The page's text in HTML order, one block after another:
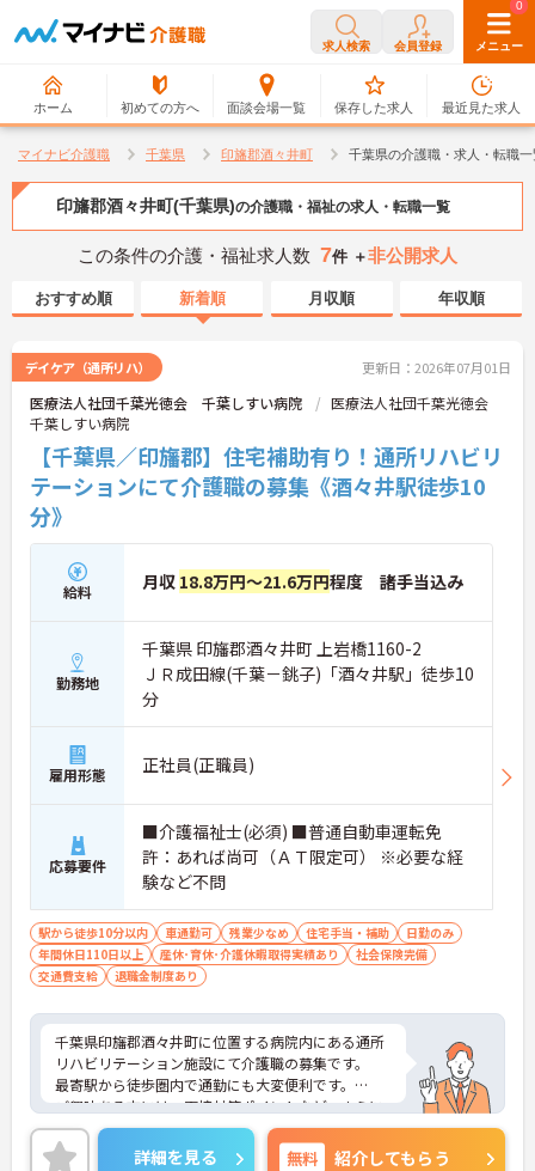
求人検索 会員登録 メニュー
ホーム 初めての方へ 面談会場一覧
0
保存した求人
0
最近見た求人
マイナビ介護職 千葉県 印旛郡酒々井町 千葉県の介護職・求人・転職一
印旛郡酒々井町(千葉県)の介護職・福祉の求人・転職一覧
この条件の介護・福祉求人数 7件 ＋非公開求人
おすすめ順 新着順 月収順 年収順
デイケア（通所リハ） 更新日：2026年07月01日
医療法人社団千葉光徳会 千葉しすい病院
医療法人社団千葉光徳会
千葉しすい病院
【千葉県／印旛郡】住宅補助有り！通所リハビリ
テーションにて介護職の募集《酒々井駅徒歩10
分》
給料 月収 18.8万円～21.6万円程度 諸手当込み
勤務地
千葉県 印旛郡酒々井町 上岩橋1160-2
ＪＲ成田線(千葉－銚子)「酒々井駅」徒歩10
分
雇用形態 正社員(正職員)
応募要件
■介護福祉士(必須) ■普通自動車運転免
許：あれば尚可（ＡＴ限定可） ※必要な経
験など不問
駅から徒歩10分以内 車通勤可 残業少なめ 住宅手当・補助
日勤のみ
年間休日110日以上
産休･育休･介護休暇取得実績あり
社会保険完備
交通費支給
退職金制度あり
千葉県印旛郡酒々井町に位置する病院内にある通所
リハビリテーション施設にて介護職の募集です。
最寄駅から徒歩圏内で通勤にも大変便利です。
ご興味ある方には、面接対策ポイントなど、さらに
詳細をお話しいたしますのでお気軽にご相談くださ
い！
詳細を見る 無料 紹介してもらう